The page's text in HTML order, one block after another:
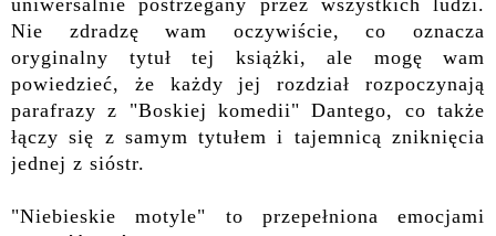
uniwersalnie postrzegany przez wszystkich ludzi.
Nie zdradzę wam oczywiście, co oznacza
oryginalny tytuł tej książki, ale mogę wam
powiedzieć, że każdy jej rozdział rozpoczynają
parafrazy z "Boskiej komedii" Dantego, co także
łączy się z samym tytułem i tajemnicą zniknięcia
jednej z sióstr.
"Niebieskie motyle" to przepełniona emocjami